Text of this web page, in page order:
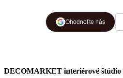
výrobou. Cena bola primeraná
náročnosti a počas celej
Montážnici boli šikovní, ochotní
Ohodnoťte nás
DECOMARKET interiérové